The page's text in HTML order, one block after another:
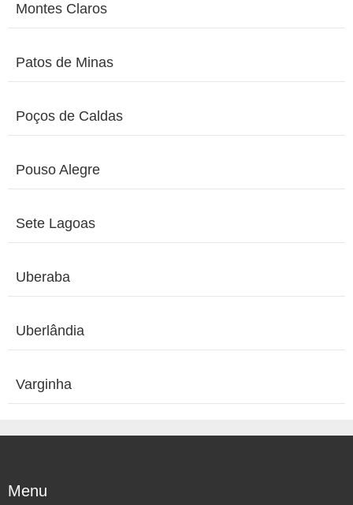
Montes Claros
Patos de Minas
Poços de Caldas
Pouso Alegre
Sete Lagoas
Uberaba
Uberlândia
Varginha
Menu